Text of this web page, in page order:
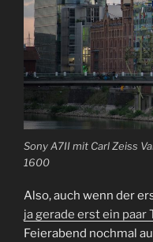
Sony A7II mit Carl Zeiss
1600
Also, auch wenn der
ja gerade erst ein paar
Feierabend nochmal